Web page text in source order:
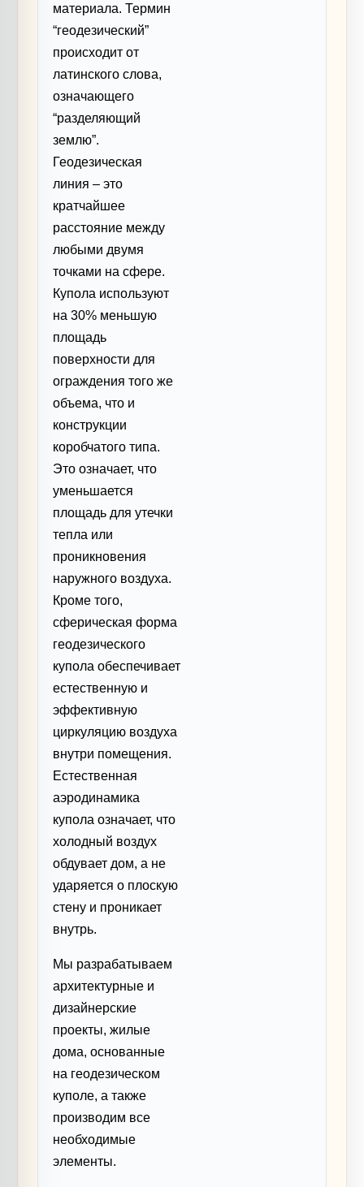
материала. Термин
“геодезический”
происходит от
латинского слова,
означающего
“разделяющий
землю”.
Геодезическая
линия – это
кратчайшее
расстояние между
любыми двумя
точками на сфере.
Купола используют
на 30% меньшую
площадь
поверхности для
ограждения того же
объема, что и
конструкции
коробчатого типа.
Это означает, что
уменьшается
площадь для утечки
тепла или
проникновения
наружного воздуха.
Кроме того,
сферическая форма
геодезического
купола обеспечивает
естественную и
эффективную
циркуляцию воздуха
внутри помещения.
Естественная
аэродинамика
купола означает, что
холодный воздух
обдувает дом, а не
ударяется о плоскую
стену и проникает
внутрь.
Мы разрабатываем
архитектурные и
дизайнерские
проекты, жилые
дома, основанные
на геодезическом
куполе, а также
производим все
необходимые
элементы.